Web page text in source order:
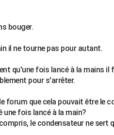
bouger.
il ne tourne pas pour autant.
qu'une fois lancé à la mains
pour s'arrêter.
forum que cela pouvait être le
une fois lancé à la main?
le condensateur ne sert